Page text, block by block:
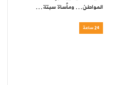
المواطن… ومأساة سبتة…
24 ساعة